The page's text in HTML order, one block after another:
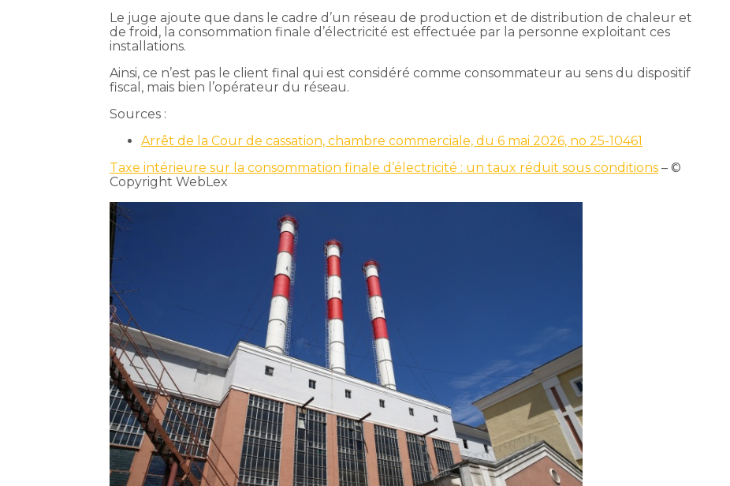
Le juge ajoute que dans le cadre d’un réseau de production et de distribution de chaleur et
de froid, la consommation finale d’électricité est effectuée par la personne exploitant ces
installations.
Ainsi, ce n’est pas le client final qui est considéré comme consommateur au sens du dispositif
fiscal, mais bien l’opérateur du réseau.
Sources :
Arrêt de la Cour de cassation, chambre commerciale, du 6 mai 2026, no 25-10461
Taxe intérieure sur la consommation finale d’électricité : un taux réduit sous conditions – ©
Copyright WebLex